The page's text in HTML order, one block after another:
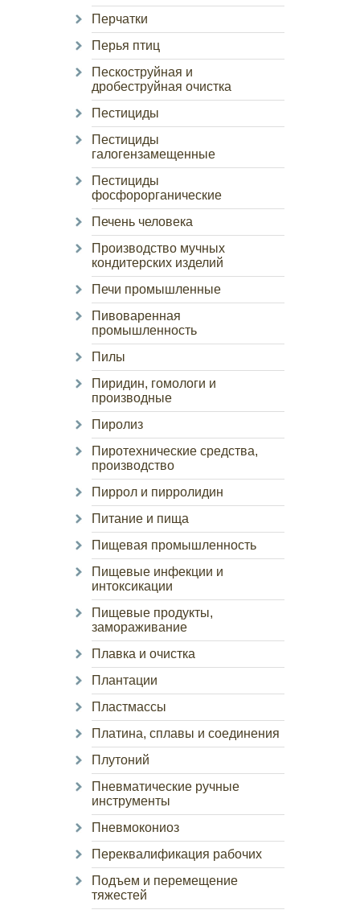
Перчатки
Перья птиц
Пескоструйная и
дробеструйная очистка
Пестициды
Пестициды
галогензамещенные
Пестициды
фосфорорганические
Печень человека
Производство мучных
кондитерских изделий
Печи промышленные
Пивоваренная
промышленность
Пилы
Пиридин, гомологи и
производные
Пиролиз
Пиротехнические средства,
производство
Пиррол и пирролидин
Питание и пища
Пищевая промышленность
Пищевые инфекции и
интоксикации
Пищевые продукты,
замораживание
Плавка и очистка
Плантации
Пластмассы
Платина, сплавы и соединения
Плутоний
Пневматические ручные
инструменты
Пневмокониоз
Переквалификация рабочих
Подъем и перемещение
тяжестей